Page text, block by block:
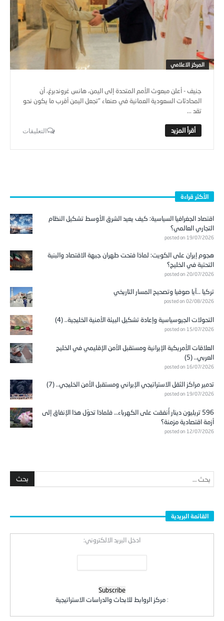
المركز الاعلامي
جنيف - أعلن مبعوث الأمم المتحدة إلى اليمن، هانس غروندبرغ، أن
المحادثات السعودية العمانية في صنعاء "تجعل اليمن أقرب ما يكون نحو
تقد ...
التعليقات
الأكثر قراءة
اقتصاد الجغرافيا السياسية: كيف يعيد الشرق الأوسط تشكيل النظام
التجاري العالمي؟
posted on 19/07/2026
هجوم إيران على الكويت: لماذا فتحت طهران جبهة الاقتصاد والبنية
التحتية في الخليج؟
posted on 20/07/2026
تركيا …آيا صوفيا وتصحيح المسار التاريخي
posted on 02/08/2026
التحولات الجيوسياسية وإعادة تشكيل البيئة الأمنية الخليجية.. (4)
posted on 15/07/2026
العلاقات الأمريكية الإيرانية ومستقبل الأمن الإقليمي في الخليج
العربي.. (5)
posted on 16/07/2026
تدمير مراكز الثقل الاستراتيجي الإيراني ومستقبل الأمن الخليجي.. (7)
posted on 19/07/2026
596 تريليون دينار أُنفقت على الكهرباء… فلماذا تحوّل هذا الإنفاق إلى
أزمة اقتصادية مزمنة؟
posted on 12/07/2026
القائمة البريدية
ادخل البريد الالكتروني:
: مركز الروابط للابحاث والدراسات الاستراتيجية